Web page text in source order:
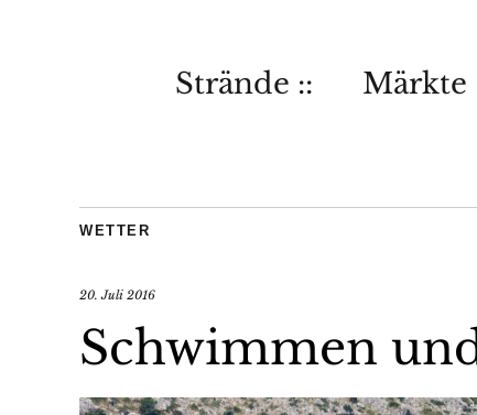
Strände :: Märkte
WETTER
20. Juli 2016
Schwimmen